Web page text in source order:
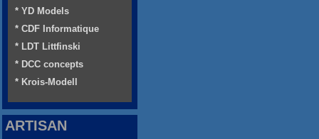
* YD Models
* CDF Informatique
* LDT Littfinski
* DCC concepts
* Krois-Modell
ARTISAN